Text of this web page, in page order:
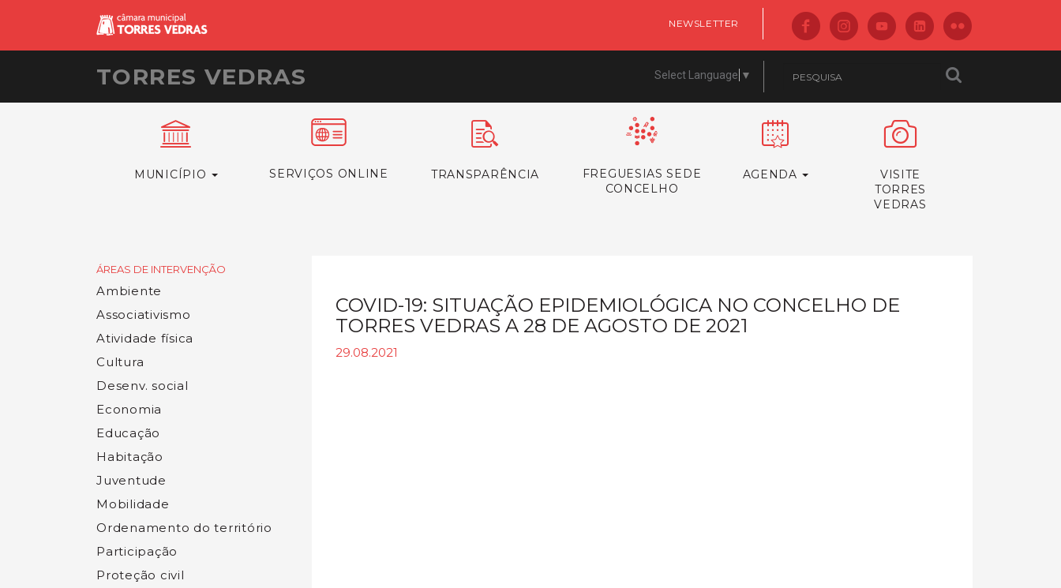
NEWSLETTER
TORRES VEDRAS Select Language ▼
MUNICÍPIO SERVIÇOS ONLINE TRANSPARÊNCIA
FREGUESIAS SEDE
CONCELHO
AGENDA
VISITE
TORRES
VEDRAS
ÁREAS DE INTERVENÇÃO
Ambiente
Associativismo
Atividade física
Cultura
Desenv. social
Economia
Educação
Habitação
Juventude
Mobilidade
Ordenamento do território
Participação
Proteção civil
COVID-19: SITUAÇÃO EPIDEMIOLÓGICA NO CONCELHO DE
TORRES VEDRAS A 28 DE AGOSTO DE 2021
29.08.2021